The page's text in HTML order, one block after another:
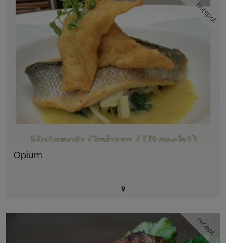
hotspot
Opium
recept